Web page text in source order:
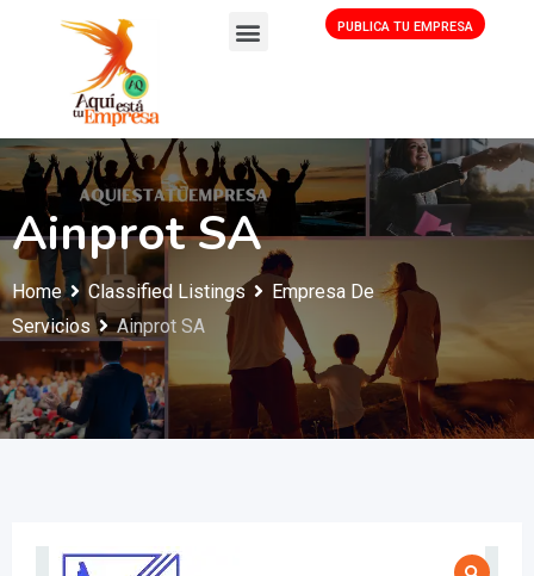
PUBLICA TU EMPRESA
Ainprot SA
Home Classified Listings
Empresa De
Servicios
Ainprot SA